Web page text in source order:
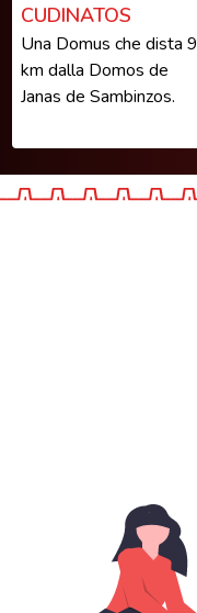
CUDINATOS
Una Domus che dista 9
km dalla Domos de
Janas de Sambinzos.